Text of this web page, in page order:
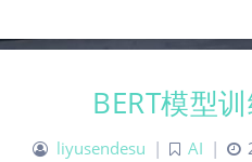
BERT模型
liyusendesu | AI |